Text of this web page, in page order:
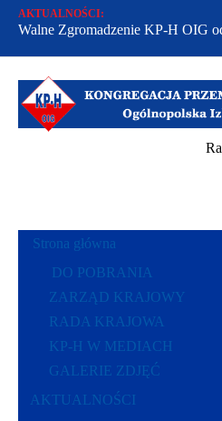
AKTUALNOŚCI:
Walne Zgromadzenie KP-H OIG
Od 2002 r. bronimy praw polskich
Racje polskich przedsiębiorców
Strona główna
DO POBRANIA
ZARZĄD KRAJOWY
RADA KRAJOWA
KP-H W MEDIACH
GALERIE ZDJĘĆ
AKTUALNOŚCI